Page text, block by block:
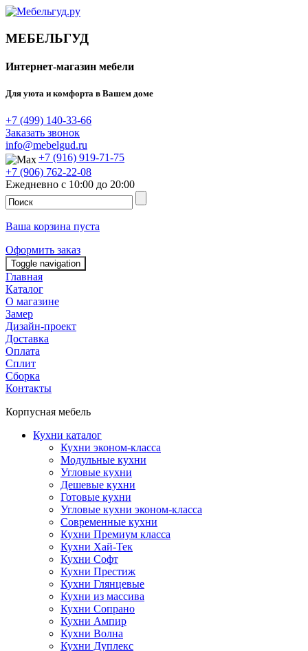
МЕБЕЛЬГУД
Интернет-магазин мебели
Для уюта и комфорта в Вашем доме
+7 (499) 140-33-66
Заказать звонок
info@mebelgud.ru
+7 (916) 919-71-75
+7 (906) 762-22-08
Ежедневно с 10:00 до 20:00
Ваша корзина пуста
Оформить заказ
Toggle navigation
Главная
Каталог
О магазине
Замер
Дизайн-проект
Доставка
Оплата
Сплит
Сборка
Контакты
Корпусная мебель
Кухни каталог
Кухни эконом-класса
Модульные кухни
Угловые кухни
Дешевые кухни
Готовые кухни
Угловые кухни эконом-класса
Современные кухни
Кухни Премиум класса
Кухни Хай-Тек
Кухни Софт
Кухни Престиж
Кухни Глянцевые
Кухни из массива
Кухни Сопрано
Кухни Ампир
Кухни Волна
Кухни Дуплекс